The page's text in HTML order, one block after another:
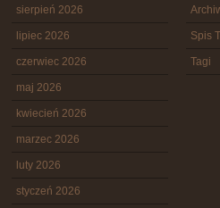
sierpień 2026
lipiec 2026
czerwiec 2026
maj 2026
kwiecień 2026
marzec 2026
luty 2026
styczeń 2026
Spis
Tagi